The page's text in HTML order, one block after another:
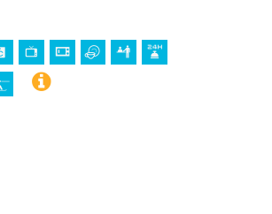
Tauchen, Schnorcheln,
Unterkunft)